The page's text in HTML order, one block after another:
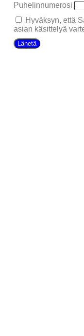
Puhelinnumerosi
Hyväksyn, että
asian käsittelyä
Lähetä